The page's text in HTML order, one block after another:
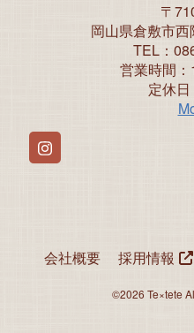
〒
岡山県倉敷市
TEL：
営業時間
定休
Instagram
会社概要 採用情報
©2026 Te×tete